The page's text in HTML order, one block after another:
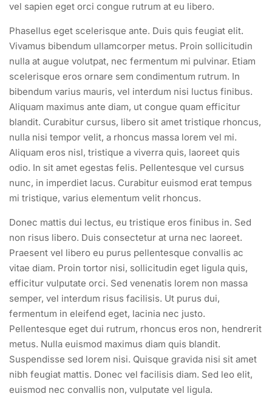
vel sapien eget orci congue rutrum at eu libero.
Phasellus eget scelerisque ante. Duis quis feugiat elit.
Vivamus bibendum ullamcorper metus. Proin sollicitudin
nulla at augue volutpat, nec fermentum mi pulvinar. Etiam
scelerisque eros ornare sem condimentum rutrum. In
bibendum varius mauris, vel interdum nisi luctus finibus.
Aliquam maximus ante diam, ut congue quam efficitur
blandit. Curabitur cursus, libero sit amet tristique rhoncus,
nulla nisi tempor velit, a rhoncus massa lorem vel mi.
Aliquam eros nisl, tristique a viverra quis, laoreet quis
odio. In sit amet egestas felis. Pellentesque vel cursus
nunc, in imperdiet lacus. Curabitur euismod erat tempus
mi tristique, varius elementum velit rhoncus.
Donec mattis dui lectus, eu tristique eros finibus in. Sed
non risus libero. Duis consectetur at urna nec laoreet.
Praesent vel libero eu purus pellentesque convallis ac
vitae diam. Proin tortor nisi, sollicitudin eget ligula quis,
efficitur vulputate orci. Sed venenatis lorem non massa
semper, vel interdum risus facilisis. Ut purus dui,
fermentum in eleifend eget, lacinia nec justo.
Pellentesque eget dui rutrum, rhoncus eros non, hendrerit
metus. Nulla euismod maximus diam quis blandit.
Suspendisse sed lorem nisi. Quisque gravida nisi sit amet
nibh feugiat mattis. Donec vel facilisis diam. Sed leo elit,
euismod nec convallis non, vulputate vel ligula.